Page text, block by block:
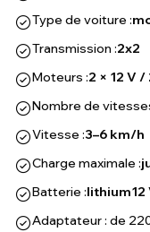
Type de voiture :
Transmission :2x2
Moteurs :2 × 12 V
Nombre de
Vitesse :3–6 km/h
Charge maximale :
Batterie :lithium12
Adaptateur : de